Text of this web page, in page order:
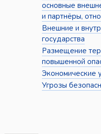
основные
и партнёры,
Внешние и
государства
Размещение
повышенной
Экономические
Угрозы